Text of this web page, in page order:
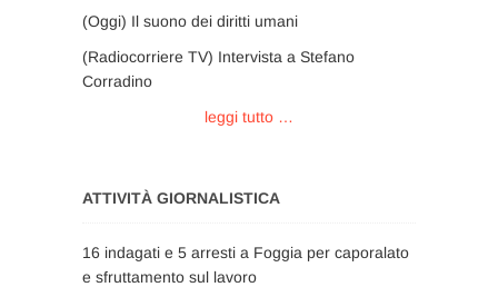
(Oggi) Il suono dei diritti umani
(Radiocorriere TV) Intervista a Stefano
Corradino
leggi tutto …
ATTIVITÀ GIORNALISTICA
16 indagati e 5 arresti a Foggia per caporalato
e sfruttamento sul lavoro